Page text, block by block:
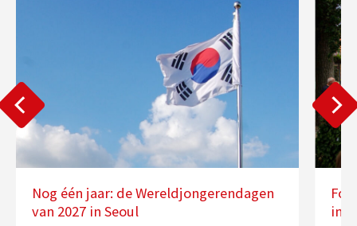
Nog één jaar: de Wereldjongerendagen
van 2027 in Seoul
in